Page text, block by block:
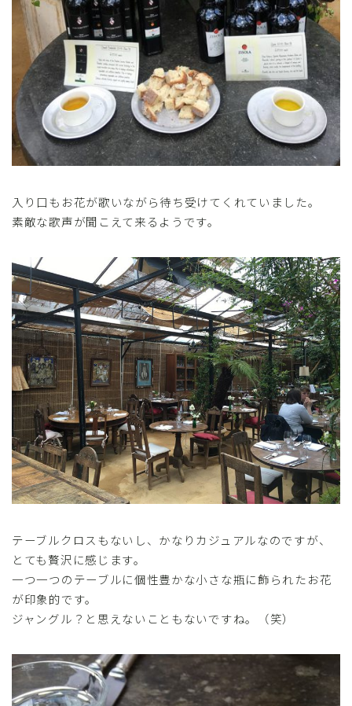
入り口もお花が歌いながら待ち受けてくれていました。
素敵な歌声が聞こえて来るようです。
テーブルクロスもないし、かなりカジュアルなのですが、
とても贅沢に感じます。
一つ一つのテーブルに個性豊かな小さな瓶に飾られたお花
が印象的です。
ジャングル？と思えないこともないですね。（笑）